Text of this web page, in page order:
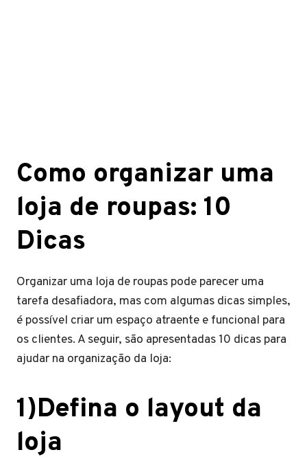
Como organizar uma
loja de roupas: 10
Dicas
Organizar uma loja de roupas pode parecer uma
tarefa desafiadora, mas com algumas dicas simples,
é possível criar um espaço atraente e funcional para
os clientes. A seguir, são apresentadas 10 dicas para
ajudar na organização da loja:
1)Defina o layout da
loja